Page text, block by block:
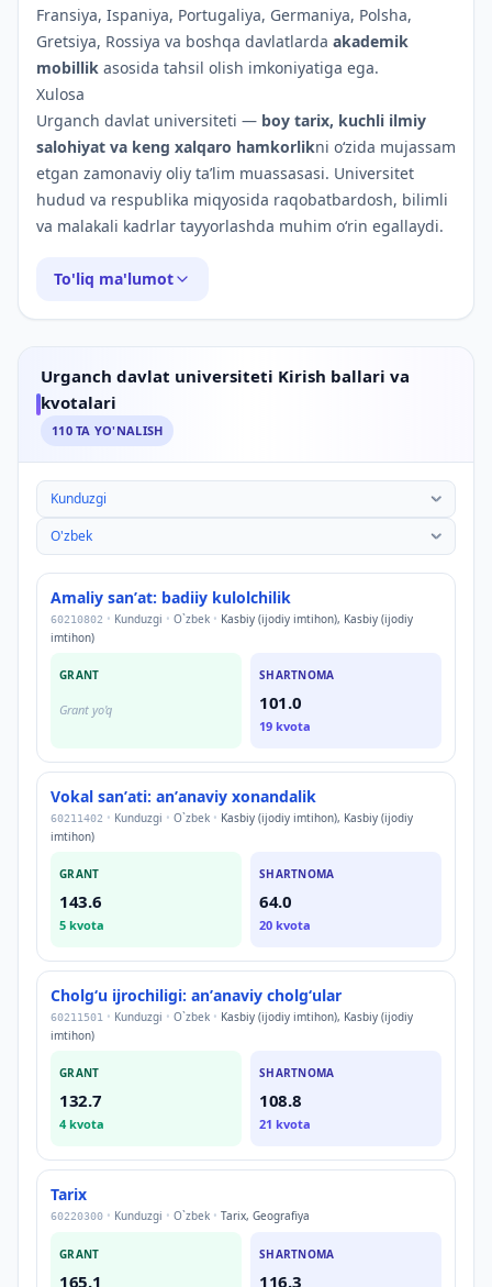
Fransiya, Ispaniya, Portugaliya, Germaniya, Polsha,
Gretsiya, Rossiya va boshqa davlatlarda akademik
mobillik asosida tahsil olish imkoniyatiga ega.
Xulosa
Urganch davlat universiteti — boy tarix, kuchli ilmiy
salohiyat va keng xalqaro hamkorlikni o‘zida mujassam
etgan zamonaviy oliy ta’lim muassasasi. Universitet
hudud va respublika miqyosida raqobatbardosh, bilimli
va malakali kadrlar tayyorlashda muhim o‘rin egallaydi.
To'liq ma'lumot
Urganch davlat universiteti Kirish ballari va
kvotalari
110TA YO'NALISH
Urganch davlat universiteti Kirish ballari va kvotalari
Amaliy sanʼat: badiiy kulolchilik
60210802 • Kunduzgi • O`zbek • Kasbiy (ijodiy imtihon), Kasbiy (ijodiy
imtihon)
GRANT
Grant yo'q
SHARTNOMA
101.0
19 kvota
Vokal sanʼati: anʼanaviy xonandalik
60211402 • Kunduzgi • O`zbek • Kasbiy (ijodiy imtihon), Kasbiy (ijodiy
imtihon)
GRANT
143.6
5 kvota
SHARTNOMA
64.0
20 kvota
Cholgʻu ijrochiligi: anʼanaviy cholgʻular
60211501 • Kunduzgi • O`zbek • Kasbiy (ijodiy imtihon), Kasbiy (ijodiy
imtihon)
GRANT
132.7
4kvota
SHARTNOMA
108.8
21 kvota
Tarix
60220300 • Kunduzgi • O`zbek • Tarix, Geografiya
GRANT
165.1
SHARTNOMA
116.3